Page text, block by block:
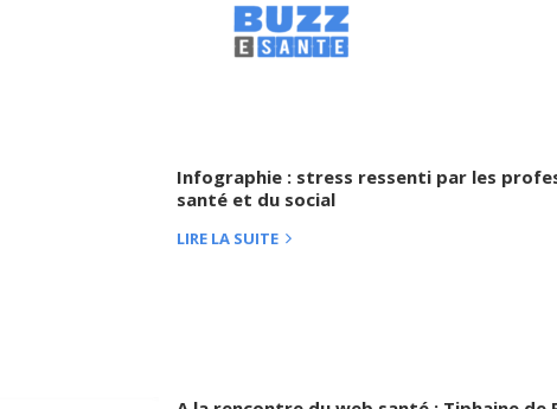
Infographie : stress ressenti par les
santé et du social
LIRE LA SUITE